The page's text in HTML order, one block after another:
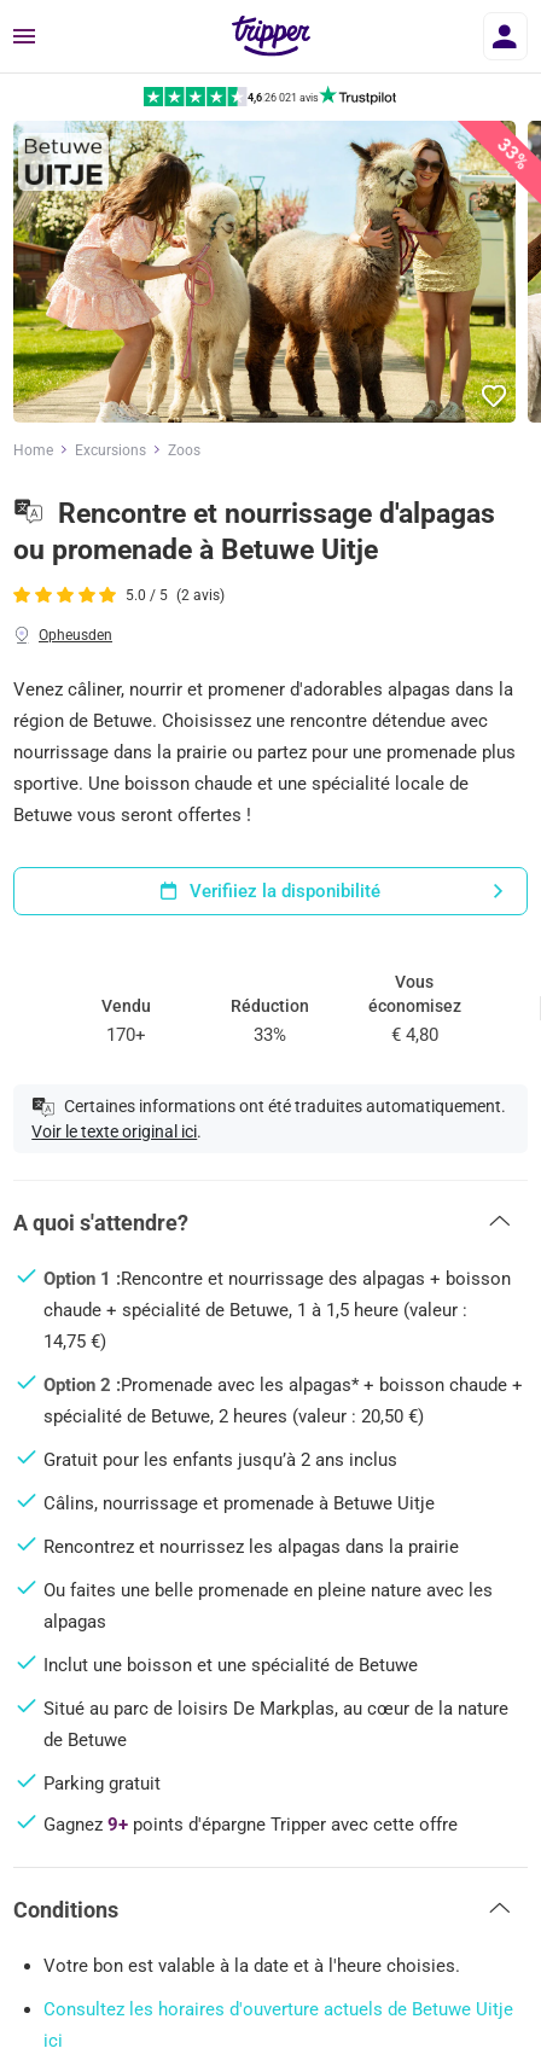
Menu
4,6|26 021 avis
33%
Home Excursions Zoos
Rencontre et nourrissage d'alpagas
ou promenade à Betuwe Uitje
5.0 / 5 (2 avis)
Opheusden
Venez câliner, nourrir et promener d'adorables alpagas dans la
région de Betuwe. Choisissez une rencontre détendue avec
nourrissage dans la prairie ou partez pour une promenade plus
sportive. Une boisson chaude et une spécialité locale de
Betuwe vous seront offertes !
Verifiiez la disponibilité
Vendu
170+
Réduction
33%
Vous
économisez
€ 4,80
Certaines informations ont été traduites automatiquement.
Voir le texte original ici.
A quoi s'attendre?
Option 1 :Rencontre et nourrissage des alpagas + boisson
chaude + spécialité de Betuwe, 1 à 1,5 heure (valeur :
14,75 €)
Option 2 :Promenade avec les alpagas* + boisson chaude +
spécialité de Betuwe, 2 heures (valeur : 20,50 €)
Gratuit pour les enfants jusqu’à 2 ans inclus
Câlins, nourrissage et promenade à Betuwe Uitje
Rencontrez et nourrissez les alpagas dans la prairie
Ou faites une belle promenade en pleine nature avec les
alpagas
Inclut une boisson et une spécialité de Betuwe
Situé au parc de loisirs De Markplas, au cœur de la nature
de Betuwe
Parking gratuit
Gagnez9+ points d'épargne Tripper avec cette offre
Conditions
Votre bon est valable à la date et à l'heure choisies.
Consultez les horaires d'ouverture actuels de Betuwe Uitje
ici